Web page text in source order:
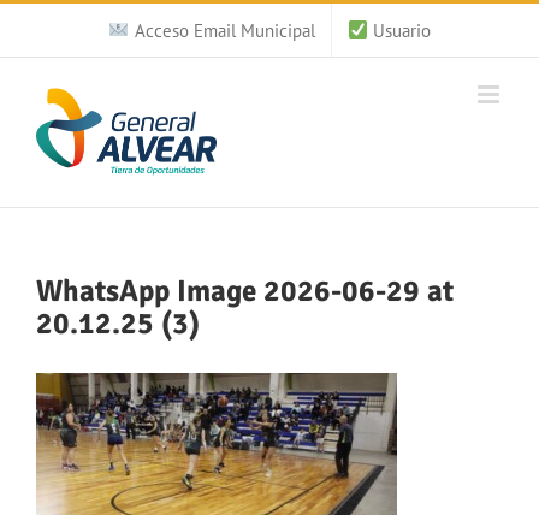
Saltar
contenido
Acceso Email Municipal Usuario
WhatsApp Image 2026-06-29 at
20.12.25 (3)